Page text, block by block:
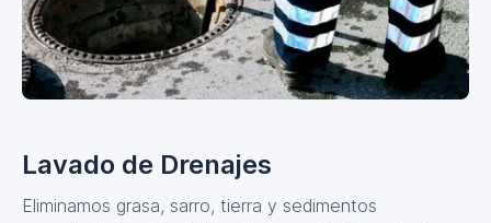
Lavado de Drenajes
Eliminamos grasa, sarro, tierra y sedimentos